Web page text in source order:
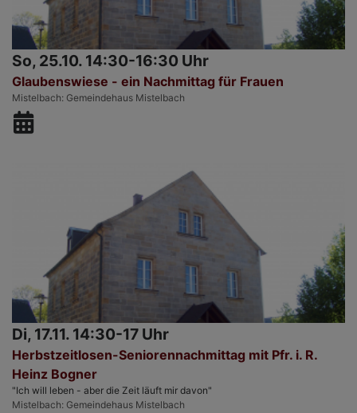
So, 25.10. 14:30-16:30 Uhr
Glaubenswiese - ein Nachmittag für Frauen
Mistelbach Gemeindehaus Mistelbach
Di, 17.11. 14:30-17 Uhr
Herbstzeitlosen-Seniorennachmittag mit Pfr. i. R.
Heinz Bogner
"Ich will leben - aber die Zeit läuft mir davon"
Mistelbach Gemeindehaus Mistelbach